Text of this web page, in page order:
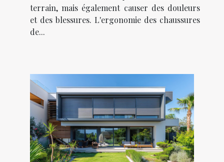
terrain, mais également causer des douleurs
et des blessures. L'ergonomie des chaussures
de...